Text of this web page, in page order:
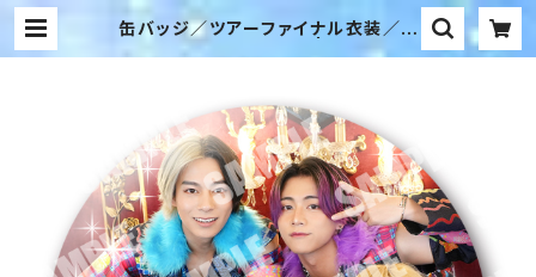
缶バッジ／ツアーファイナル衣装／メ
ンバー集合（RKR-07） | リアルピー